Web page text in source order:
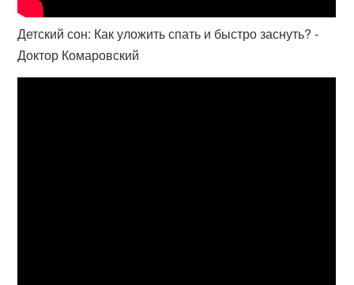
Детский сон: Как уложить спать и быстро заснуть? -
Доктор Комаровский